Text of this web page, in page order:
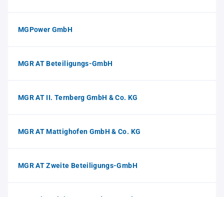
MGPower GmbH
MGR AT Beteiligungs-GmbH
MGR AT II. Ternberg GmbH & Co. KG
MGR AT Mattighofen GmbH & Co. KG
MGR AT Zweite Beteiligungs-GmbH